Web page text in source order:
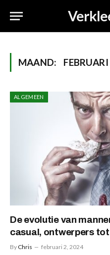
MAAND:
ALGEMEEN
De evolutie van
casual, ontwerpers
By Chris februari 2, 2024